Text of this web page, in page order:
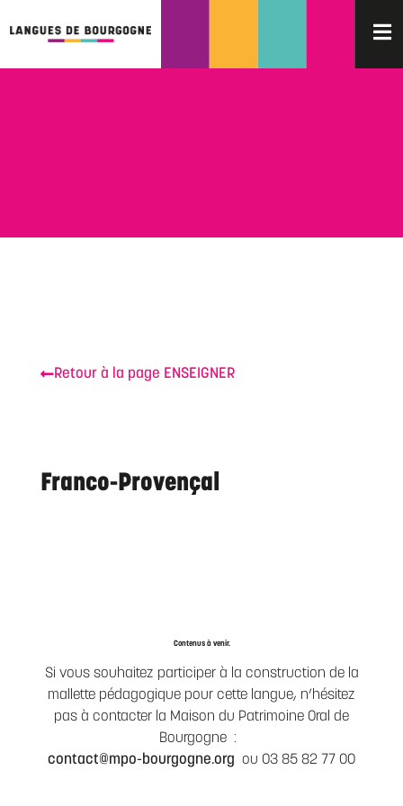
Retour à la page ENSEIGNER
Franco-Provençal
Contenus à venir.
Si vous souhaitez participer à la construction de la
mallette pédagogique pour cette langue, n’hésitez
pas à contacter la Maison du Patrimoine Oral de
Bourgogne :
contact@mpo-bourgogne.org ou 03 85 82 77 00